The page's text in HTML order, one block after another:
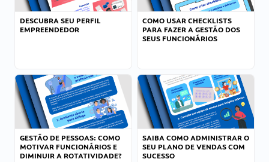
DESCUBRA SEU PERFIL
EMPREENDEDOR
COMO USAR CHECKLISTS
PARA FAZER A GESTÃO DOS
SEUS FUNCIONÁRIOS
GESTÃO DE PESSOAS: COMO
MOTIVAR FUNCIONÁRIOS E
DIMINUIR A ROTATIVIDADE?
SAIBA COMO ADMINISTRAR O
SEU PLANO DE VENDAS COM
SUCESSO